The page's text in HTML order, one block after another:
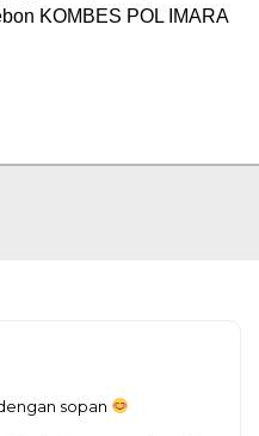
KOMBES POL IMARA
sopan